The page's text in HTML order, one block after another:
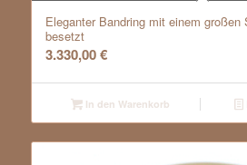
Eleganter Bandring mit einem großen
besetzt
3.330,00€
In den Warenkorb